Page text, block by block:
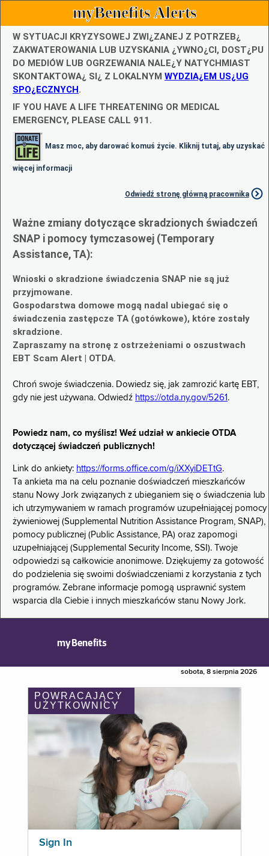
myBenefits Alerts
W SYTUACJI KRYZYSOWEJ ZWI¿ZANEJ Z POTRZEB¿
ZAKWATEROWANIA LUB UZYSKANIA ¿YWNO¿CI, DOST¿PU
DO MEDIÓW LUB OGRZEWANIA NALE¿Y NATYCHMIAST
SKONTAKTOWA¿ SI¿ Z LOKALNYM WYDZIA¿EM US¿UG
SPO¿ECZNYCH.
IF YOU HAVE A LIFE THREATENING OR MEDICAL
EMERGENCY, PLEASE CALL 911.
Masz moc, aby darować komuś życie. Kliknij tutaj, aby uzyskać
więcej informacji
Odwiedź stronę główną pracownika
Ważne zmiany dotyczące skradzionych świadczeń
SNAP i pomocy tymczasowej (Temporary
Assistance, TA):
Wnioski o skradzione świadczenia SNAP nie są już
przyjmowane.
Gospodarstwa domowe mogą nadal ubiegać się o
świadczenia zastępcze TA (gotówkowe), które zostały
skradzione.
Zapraszamy na stronę z ostrzeżeniami o oszustwach
EBT Scam Alert | OTDA.
Chroń swoje świadczenia. Dowiedz się, jak zamrozić kartę EBT,
gdy nie jest używana. Odwiedź https://otda.ny.gov/5261 .
Powiedz nam, co myślisz! Weź udział w ankiecie OTDA
dotyczącej świadczeń publicznych!
Link do ankiety: https://forms.office.com/g/iXXyiDETtG.
Ta ankieta ma na celu poznanie doświadczeń mieszkańców
stanu Nowy Jork związanych z ubieganiem się o świadczenia lub
ich utrzymywaniem w ramach programów uzupełniającej pomocy
żywieniowej (Supplemental Nutrition Assistance Program, SNAP),
pomocy publicznej (Public Assistance, PA) oraz zapomogi
uzupełniającej (Supplemental Security Income, SSI). Twoje
odpowiedzi są całkowicie anonimowe. Dziękujemy za gotowość
do podzielenia się swoimi doświadczeniami z korzystania z tych
programów. Zebrane informacje pomogą usprawnić system
wsparcia dla Ciebie i innych mieszkańców stanu Nowy Jork.
myBenefits
sobota, 8 sierpnia 2026
POWRACAJĄCY
UŻYTKOWNICY
Sign In